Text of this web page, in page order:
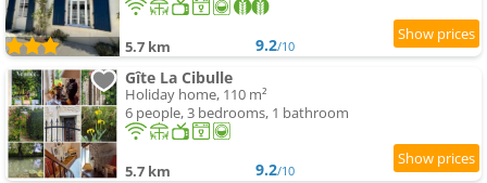
5.7 km 9.2/10
Gîte La Cibulle
Holiday home, 110 m²
6 people, 3 bedrooms, 1 bathroom
5.7 km 9.2/10